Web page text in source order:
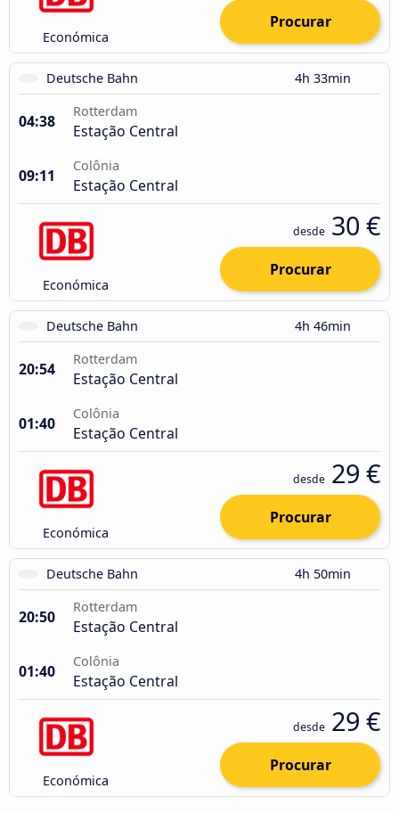
Económica
Procurar
Deutsche Bahn 4h 33min
04:38
Rotterdam
Estação Central
09:11
Colônia
Estação Central
Económica
desde 30 €
Procurar
Deutsche Bahn 4h 46min
20:54
Rotterdam
Estação Central
01:40
Colônia
Estação Central
Económica
desde 29 €
Procurar
Deutsche Bahn 4h 50min
20:50
Rotterdam
Estação Central
01:40
Colônia
Estação Central
Económica
desde 29 €
Procurar